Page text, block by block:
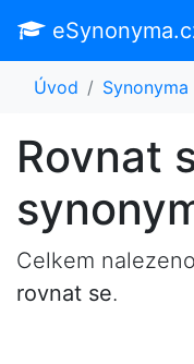
Úvod Synonyma
Rovnat
Celkem
rovnat se.